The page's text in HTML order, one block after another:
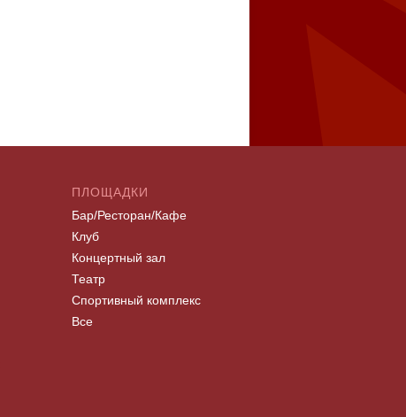
ПЛОЩАДКИ
Бар/Ресторан/Кафе
Клуб
Концертный зал
Театр
Спортивный комплекс
Все